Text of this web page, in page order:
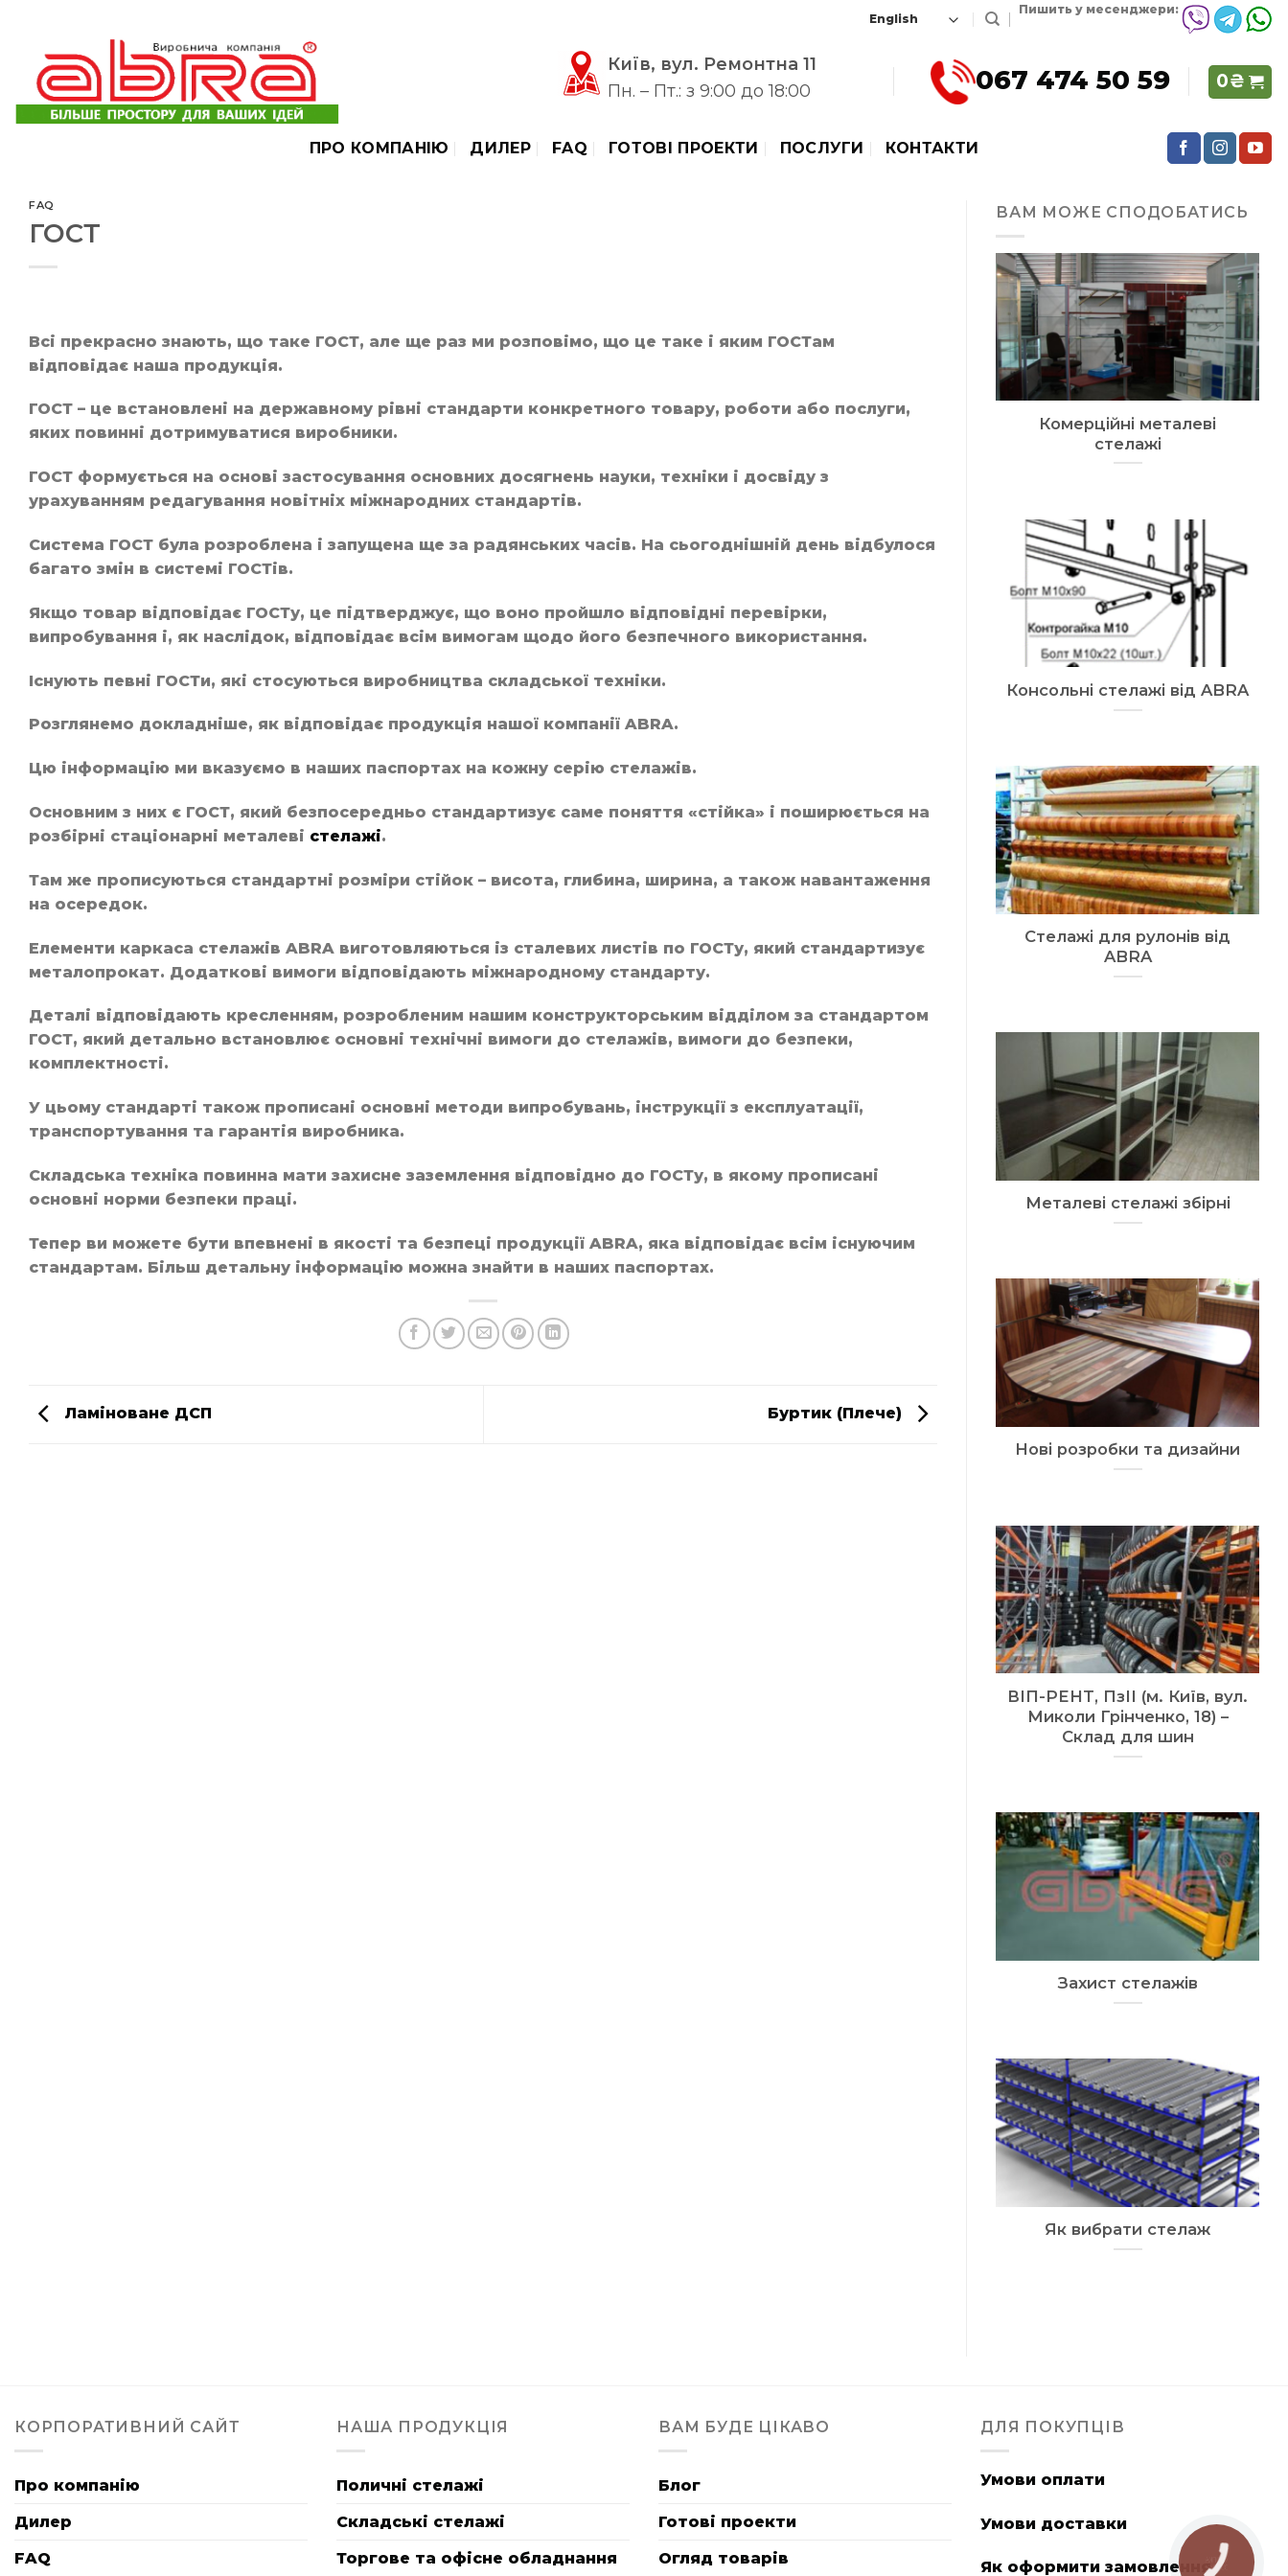
content
Пишить у месенджери:
Київ, вул. Ремонтна 11
Пн. – Пт.: з 9:00 до 18:00
067 474 50 59 0₴
ПРО КОМПАНІЮ ДИЛЕР FAQ ГОТОВІ ПРОЕКТИ ПОСЛУГИ КОНТАКТИ
FAQ
ГОСТ
Всі прекрасно знають, що таке ГОСТ, але ще раз ми розповімо, що це таке і яким ГОСТам
відповідає наша продукція.
ГОСТ – це встановлені на державному рівні стандарти конкретного товару, роботи або послуги,
яких повинні дотримуватися виробники.
ГОСТ формується на основі застосування основних досягнень науки, техніки і досвіду з
урахуванням редагування новітніх міжнародних стандартів.
Система ГОСТ була розроблена і запущена ще за радянських часів. На сьогоднішній день відбулося
багато змін в системі ГОСТів.
Якщо товар відповідає ГОСТу, це підтверджує, що воно пройшло відповідні перевірки,
випробування і, як наслідок, відповідає всім вимогам щодо його безпечного використання.
Існують певні ГОСТи, які стосуються виробництва складської техніки.
Розглянемо докладніше, як відповідає продукція нашої компанії ABRA.
Цю інформацію ми вказуємо в наших паспортах на кожну серію стелажів.
Основним з них є ГОСТ, який безпосередньо стандартизує саме поняття «стійка» і поширюється на
розбірні стаціонарні металеві стелажі.
Там же прописуються стандартні розміри стійок – висота, глибина, ширина, а також навантаження
на осередок.
Елементи каркаса стелажів ABRA виготовляються із сталевих листів по ГОСТу, який стандартизує
металопрокат. Додаткові вимоги відповідають міжнародному стандарту.
Деталі відповідають кресленням, розробленим нашим конструкторським відділом за стандартом
ГОСТ, який детально встановлює основні технічні вимоги до стелажів, вимоги до безпеки,
комплектності.
У цьому стандарті також прописані основні методи випробувань, інструкції з експлуатації,
транспортування та гарантія виробника.
Складська техніка повинна мати захисне заземлення відповідно до ГОСТу, в якому прописані
основні норми безпеки праці.
Тепер ви можете бути впевнені в якості та безпеці продукції ABRA, яка відповідає всім існуючим
стандартам. Більш детальну інформацію можна знайти в наших паспортах.
Ламіноване ДСП Буртик (Плече)
ВАМ МОЖЕ СПОДОБАТИСЬ
Комерційні металеві
стелажі
Консольні стелажі від ABRA
Стелажі для рулонів від
ABRA
Металеві стелажі збірні
Нові розробки та дизайни
ВІП-РЕНТ, ПзІІ (м. Київ, вул.
Миколи Грінченко, 18) –
Склад для шин
Захист стелажів
Як вибрати стелаж
КОРПОРАТИВНИЙ САЙТ
Про компанію
Дилер
FAQ
НАША ПРОДУКЦІЯ
Поличні стелажі
Складські стелажі
Торгове та офісне обладнання
ВАМ БУДЕ ЦІКАВО
Блог
Готові проекти
Огляд товарів
ДЛЯ ПОКУПЦІВ
Умови оплати
Умови доставки
Як оформити замовлення